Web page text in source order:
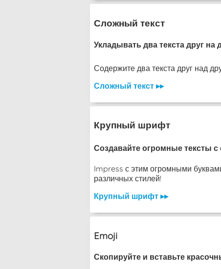
Сложный текст
Укладывать два текста друг на
Содержите два текста друг над
Сложный текст ▸▸
Крупный шрифт
Создавайте огромные тексты
Impress с этим огромными
различных стилей!
Крупный шрифт ▸▸
Emoji
Скопируйте и вставьте